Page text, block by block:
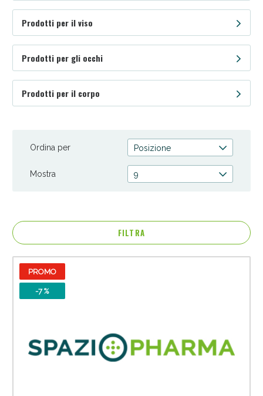
Prodotti per il viso
Prodotti per gli occhi
Prodotti per il corpo
Ordina per Posizione
Mostra 9
FILTRA
PROMO
-7 %